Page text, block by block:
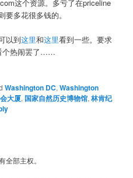
这个资源。多亏了在priceline
要多花很多钱的。
以到这里和这里看到一些。要求
个热闹罢了……
Washington DC,Washington
大厦, 国家自然历史博物馆,林肯纪
全部主权。